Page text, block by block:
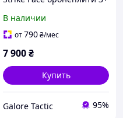
Фінляндія бронеплити
легкі 1,9 кг комплект (2
В наличии
от790₴/мес
7 900₴
Купить
Galore Tactic 95%